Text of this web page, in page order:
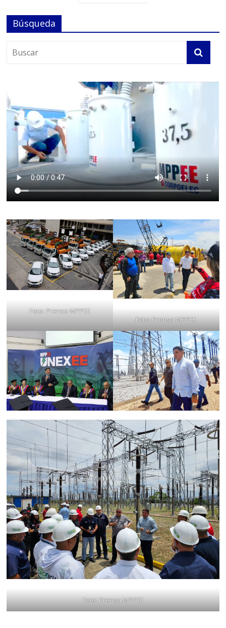
Búsqueda
Foto: Prensa MPPEE
Foto: Prensa MPPEE
Foto: Prensa MPPEE